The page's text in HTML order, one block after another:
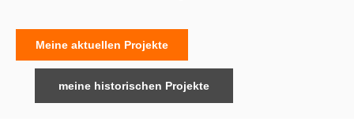
Meine aktuellen Projekte
meine historischen Projekte